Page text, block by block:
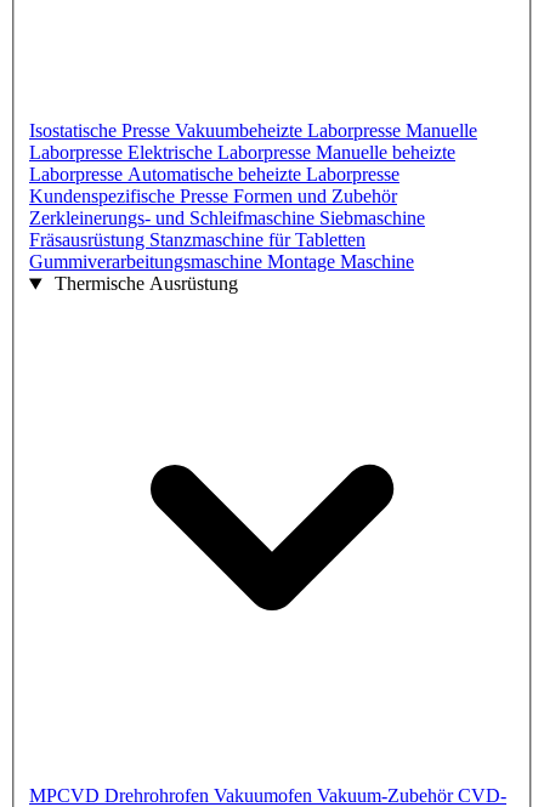
Isostatische Presse Vakuumbeheizte Laborpresse Manuelle
Laborpresse Elektrische Laborpresse Manuelle beheizte
Laborpresse Automatische beheizte Laborpresse
Kundenspezifische Presse Formen und Zubehör
Zerkleinerungs- und Schleifmaschine Siebmaschine
Fräsausrüstung Stanzmaschine für Tabletten
Gummiverarbeitungsmaschine Montage Maschine
Thermische Ausrüstung
MPCVD Drehrohrofen Vakuumofen Vakuum-ZubehörCVD-